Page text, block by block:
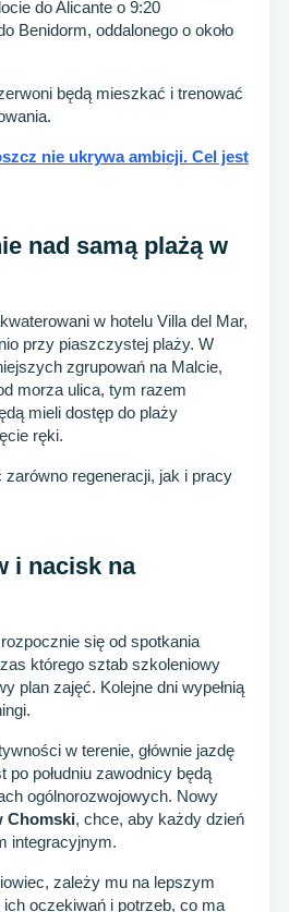
do Alicante o 9:20
Benidorm, oddalonego o około
będą mieszkać i trenować
nie ukrywa ambicji. Cel jest
nad samą plażą w
w hotelu Villa del Mar,
przy piaszczystej plaży. W
zgrupowań na Malcie,
morza ulica, tym razem
mieli dostęp do plaży
ręki.
regeneracji, jak i pracy
i nacisk na
się od spotkania
którego sztab szkoleniowy
plan zajęć. Kolejne dni wypełnią
w terenie, głównie jazdę
po południu zawodnicy będą
ogólnorozwojowych. Nowy
Chomski, chce, aby każdy dzień
integracyjnym.
zależy mu na lepszym
oczekiwań i potrzeb, co ma